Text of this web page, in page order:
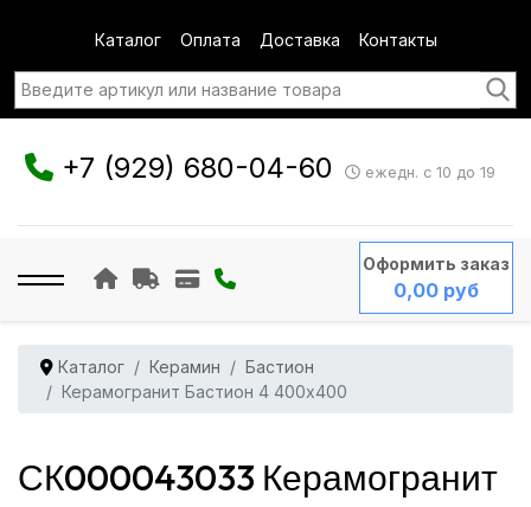
Каталог Оплата Доставка Контакты
+7 (929) 680-04-60 ежедн. с 10 до 19
Оформить заказ
0,00 руб
Каталог Керамин
Бастион
Керамогранит Бастион 4 400x400
СК000043033 Керамогранит